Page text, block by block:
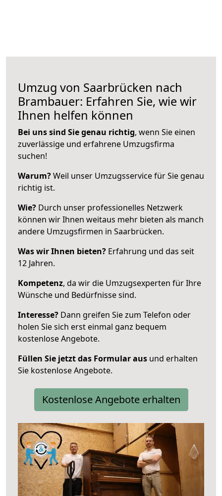
Umzug von Saarbrücken nach
Brambauer: Erfahren Sie, wie wir
Ihnen helfen können
Bei uns sind Sie genau richtig, wenn Sie einen
zuverlässige und erfahrene Umzugsfirma
suchen!
Warum?Weil unser Umzugsservice für Sie genau
richtig ist.
Wie? Durch unser professionelles Netzwerk
können wir Ihnen weitaus mehr bieten als manch
andere Umzugsfirmen in Saarbrücken.
Was wir Ihnen bieten? Erfahrung und das seit
12 Jahren.
Kompetenz, da wir die Umzugsexperten für Ihre
Wünsche und Bedürfnisse sind.
Interesse? Dann greifen Sie zum Telefon oder
holen Sie sich erst einmal ganz bequem
kostenlose Angebote.
Füllen Sie jetzt das Formular aus und erhalten
Sie kostenlose Angebote.
Kostenlose Angebote erhalten